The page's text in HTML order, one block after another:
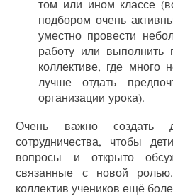
том или ином классе
подбором очень
уместно провести
работу или выполнить
коллективе, где много
лучше отдать
организации урока).
Очень важно создать
сотрудничества, чтобы
вопросы и открыто
связанные с новой
коллектив учеников ещё